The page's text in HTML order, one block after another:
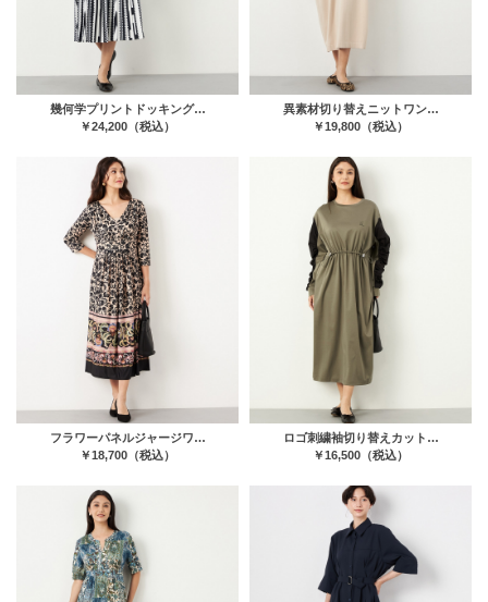
幾何学プリントドッキング…
￥24,200（税込）
異素材切り替えニットワン…
￥19,800（税込）
フラワーパネルジャージワ…
￥18,700（税込）
ロゴ刺繍袖切り替えカット…
￥16,500（税込）